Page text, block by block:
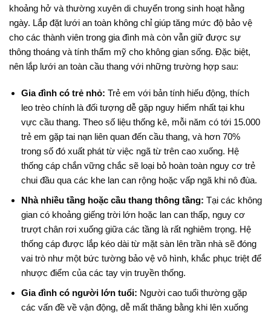
khoảng hở và thường xuyên di chuyển trong sinh hoạt hằng
ngày. Lắp đặt lưới an toàn không chỉ giúp tăng mức độ bảo vệ
cho các thành viên trong gia đình mà còn vẫn giữ được sự
thông thoáng và tính thẩm mỹ cho không gian sống. Đặc biệt,
nên lắp lưới an toàn cầu thang với những trường hợp sau:
Gia đình có trẻ nhỏ: Trẻ em với bản tính hiếu động, thích
leo trèo chính là đối tượng dễ gặp nguy hiểm nhất tại khu
vực cầu thang. Theo số liệu thống kê, mỗi năm có tới 15.000
trẻ em gặp tai nạn liên quan đến cầu thang, và hơn 70%
trong số đó xuất phát từ việc ngã từ trên cao xuống. Hệ
thống cáp chắn vững chắc sẽ loại bỏ hoàn toàn nguy cơ trẻ
chui đầu qua các khe lan can rộng hoặc vấp ngã khi nô đùa.
Nhà nhiều tầng hoặc cầu thang thông tầng: Tại các không
gian có khoảng giếng trời lớn hoặc lan can thấp, nguy cơ
trượt chân rơi xuống giữa các tầng là rất nghiêm trọng. Hệ
thống cáp được lắp kéo dài từ mặt sàn lên trần nhà sẽ đóng
vai trò như một bức tường bảo vệ vô hình, khắc phục triệt để
nhược điểm của các tay vịn truyền thống.
Gia đình có người lớn tuổi: Người cao tuổi thường gặp
các vấn đề về vận động, dễ mất thăng bằng khi lên xuống